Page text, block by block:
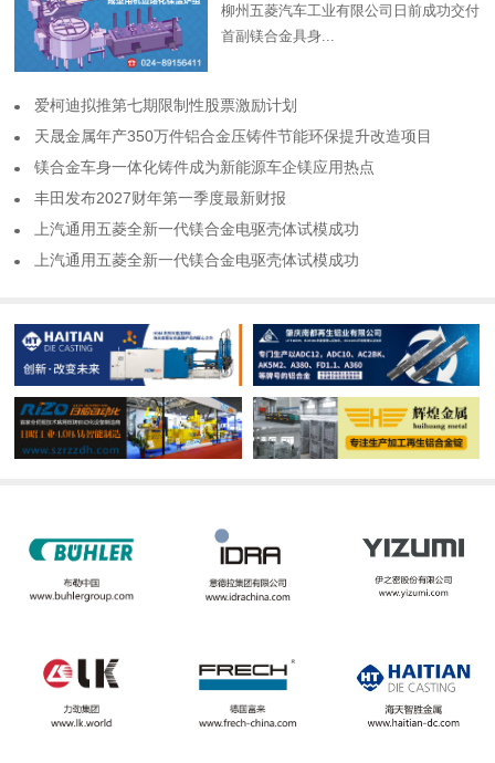
柳州五菱汽车工业有限公司日前成功交付
首副镁合金具身...
​爱柯迪拟推第七期限制性股票激励计划
​天晟金属年产350万件铝合金压铸件节能环保提升改造项目
​镁合金车身一体化铸件成为新能源车企镁应用热点
​丰田发布2027财年第一季度最新财报
​上汽通用五菱全新一代镁合金电驱壳体试模成功
​上汽通用五菱全新一代镁合金电驱壳体试模成功